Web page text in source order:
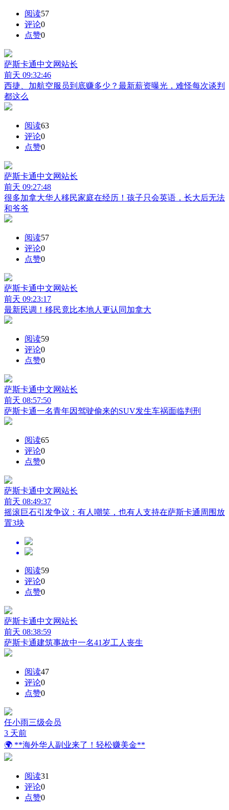
阅读57
评论0
点赞0
萨斯卡通中文网站长
前天 09:32:46
西捷、加航空服员到底赚多少？最新薪资曝光，难怪每次谈判
都这么
阅读63
评论0
点赞0
萨斯卡通中文网站长
前天 09:27:48
很多加拿大华人移民家庭在经历！孩子只会英语，长大后无法
和爷爷
阅读57
评论0
点赞0
萨斯卡通中文网站长
前天 09:23:17
最新民调！移民竟比本地人更认同加拿大
阅读59
评论0
点赞0
萨斯卡通中文网站长
前天 08:57:50
萨斯卡通一名青年因驾驶偷来的SUV发生车祸面临判刑
阅读65
评论0
点赞0
萨斯卡通中文网站长
前天 08:49:37
摇滚巨石引发争议：有人嘲笑，也有人支持在萨斯卡通周围放
置3块
阅读59
评论0
点赞0
萨斯卡通中文网站长
前天 08:38:59
萨斯卡通建筑事故中一名41岁工人丧生
阅读47
评论0
点赞0
任小雨三级会员
3 天前
🌍 **海外华人副业来了！轻松赚美金**
阅读31
评论0
点赞0